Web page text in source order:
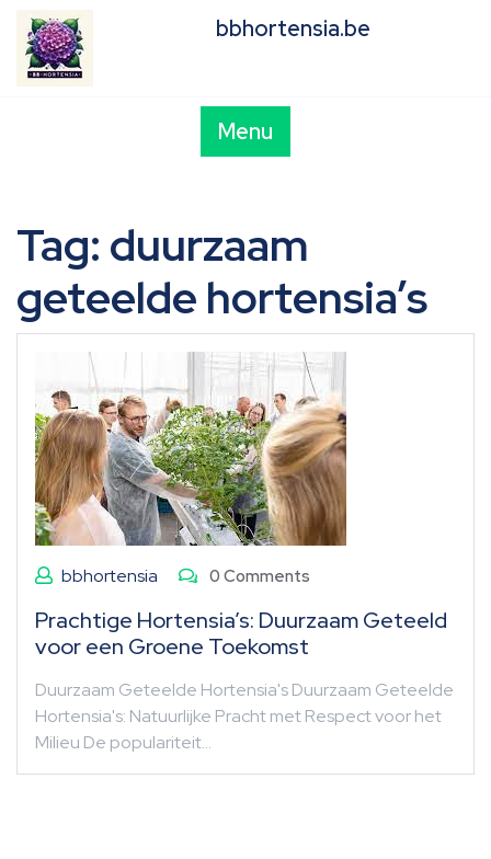
content
bbhortensia.be
Menu
Tag: duurzaam
geteelde hortensia’s
bbhortensia 0 Comments
Prachtige Hortensia’s: Duurzaam Geteeld
voor een Groene Toekomst
Duurzaam Geteelde Hortensia's Duurzaam Geteelde
Hortensia's: Natuurlijke Pracht met Respect voor het
Milieu De populariteit…